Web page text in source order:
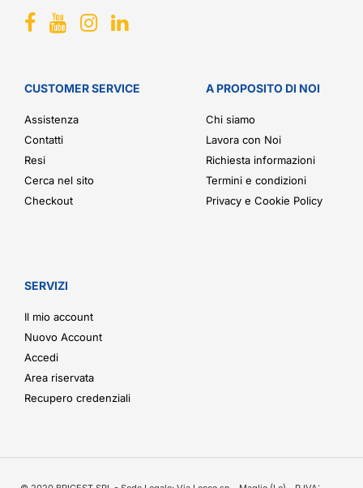
CUSTOMER SERVICE
Assistenza
Contatti
Resi
Cerca nel sito
Checkout
A PROPOSITO DI NOI
Chi siamo
Lavora con Noi
Richiesta informazioni
Termini e condizioni
Privacy e Cookie Policy
SERVIZI
Il mio account
Nuovo Account
Accedi
Area riservata
Recupero credenziali